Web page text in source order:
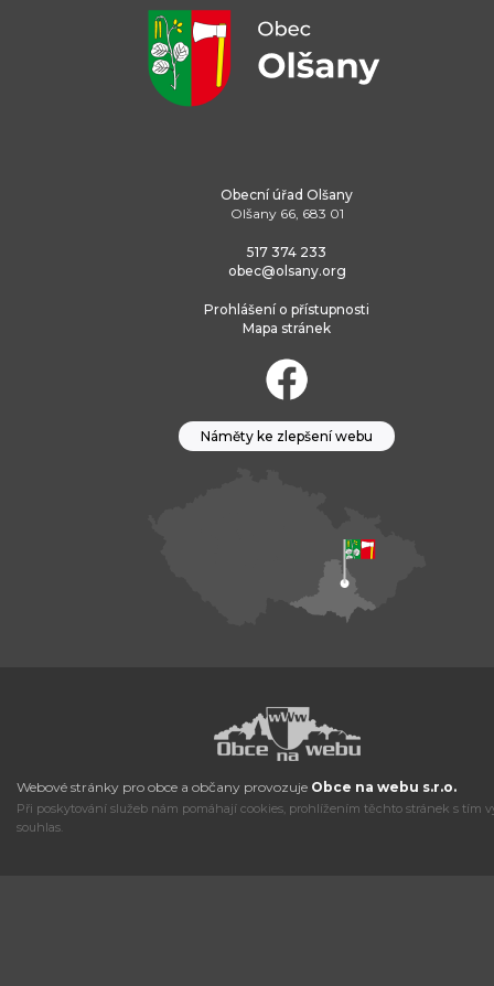
Obecní úřad Olšany
Olšany 66, 683 01
517 374 233
obec@olsany.org
Prohlášení o přístupnosti
Mapa stránek
Náměty ke zlepšení webu
Webové stránky pro obce a občany provozuje Obce na webu s.r.o.
Při poskytování služeb nám pomáhají cookies, prohlížením těchto stránek s tím
souhlas.